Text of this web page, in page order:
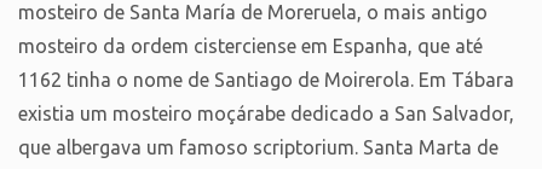
mosteiro de Santa María de Moreruela, o mais antigo
mosteiro da ordem cisterciense em Espanha, que até
1162 tinha o nome de Santiago de Moirerola. Em Tábara
existia um mosteiro moçárabe dedicado a San Salvador,
que albergava um famoso scriptorium. Santa Marta de